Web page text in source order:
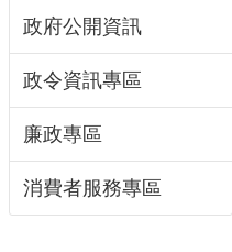
政府公開資訊
政令資訊專區
廉政專區
消費者服務專區